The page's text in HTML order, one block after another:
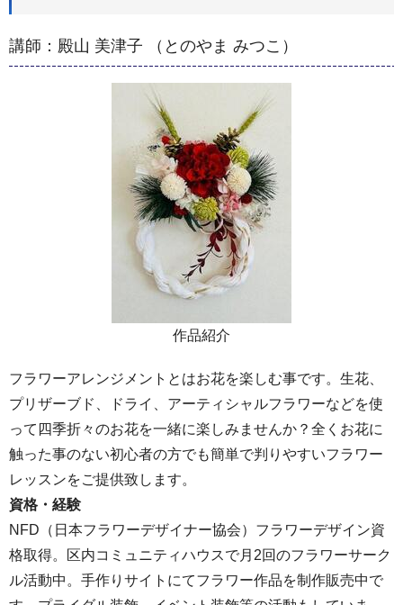
講師：殿山 美津子 （とのやま みつこ）
作品紹介
フラワーアレンジメントとはお花を楽しむ事です。生花、
プリザーブド、ドライ、アーティシャルフラワーなどを使
って四季折々のお花を一緒に楽しみませんか？全くお花に
触った事のない初心者の方でも簡単で判りやすいフラワー
レッスンをご提供致します。
資格・経験
NFD（日本フラワーデザイナー協会）フラワーデザイン資
格取得。区内コミュニティハウスで月2回のフラワーサーク
ル活動中。手作りサイトにてフラワー作品を制作販売中で